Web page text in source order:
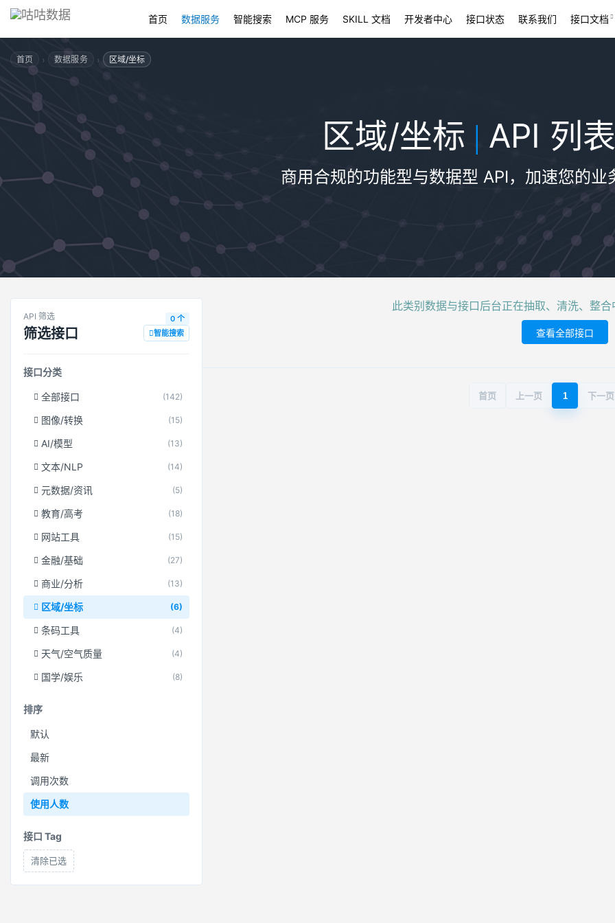
首页 数据服务 智能搜索 MCP 服务 SKILL 文档 开发者中心 接口状态 联系我们 接口文档
首页 › 数据服务 › 区域/坐标
区域/坐标 | API 列表
商用合规的功能型与数据型 API，加速您的业
API 筛选
筛选接口
0 个
智能搜索
接口分类
全部接口 (142)
图像/转换 (15)
AI/模型 (13)
文本/NLP (14)
元数据/资讯 (5)
教育/高考 (18)
网站工具 (15)
金融/基础 (27)
商业/分析 (13)
区域/坐标 (6)
条码工具 (4)
天气/空气质量 (4)
国学/娱乐 (8)
排序
默认
最新
调用次数
使用人数
接口 Tag
清除已选
此类别数据与接口后台正在抽取、清洗、整
查看全部接口
首页 上一页 1 下一页